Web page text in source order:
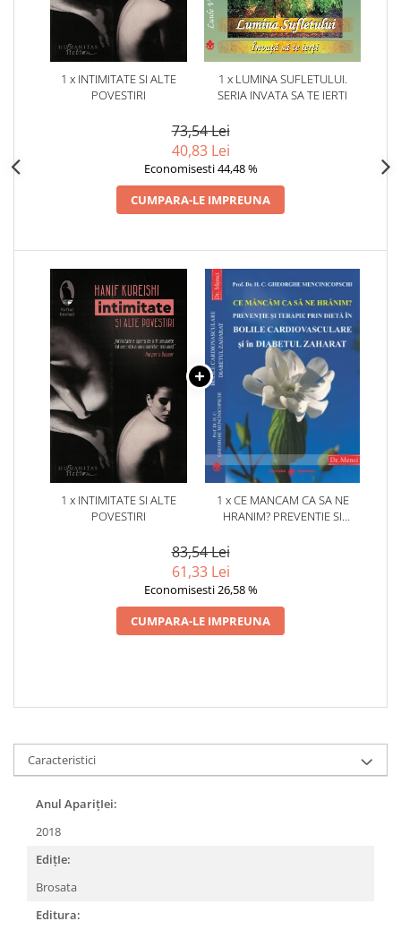
1 x INTIMITATE SI ALTE
POVESTIRI
1 x LUMINA SUFLETULUI.
SERIA INVATA SA TE IERTI
73,54 Lei
40,83 Lei
Economisesti 44,48 %
CUMPARA-LE IMPREUNA
1 x INTIMITATE SI ALTE
POVESTIRI
1 x CE MANCAM CA SA NE
HRANIM? PREVENTIE SI
CARDIOVASCULARE SI IN
83,54 Lei
61,33 Lei
Economisesti 26,58 %
CUMPARA-LE IMPREUNA
Caracteristici
Anul AparițIei:
2018
EdițIe:
Brosata
Editura: